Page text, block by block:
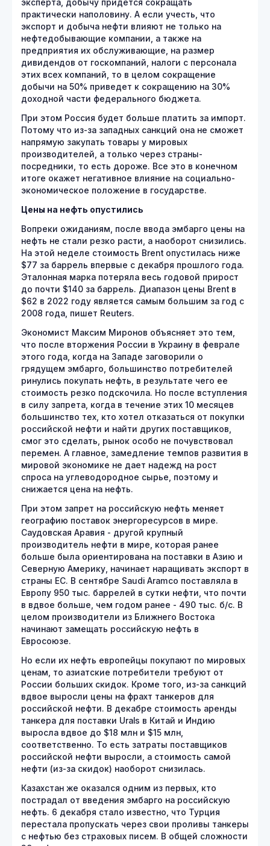
эксперта, добычу придется сокращать
практически наполовину. А если учесть, что
экспорт и добыча нефти влияют не только на
нефтедобывающие компании, а также на
предприятия их обслуживающие, на размер
дивидендов от госкомпаний, налоги с персонала
этих всех компаний, то в целом сокращение
добычи на 50% приведет к сокращению на 30%
доходной части федерального бюджета.
При этом Россия будет больше платить за импорт.
Потому что из-за западных санкций она не сможет
напрямую закупать товары у мировых
производителей, а только через страны-
посредники, то есть дороже. Все это в конечном
итоге окажет негативное влияние на социально-
экономическое положение в государстве.
Цены на нефть опустились
Вопреки ожиданиям, после ввода эмбарго цены на
нефть не стали резко расти, а наоборот снизились.
На этой неделе стоимость Brent опустилась ниже
$77 за баррель впервые с декабря прошлого года.
Эталонная марка потеряла весь годовой прирост
до почти $140 за баррель. Диапазон цены Brent в
$62 в 2022 году является самым большим за год с
2008 года, пишет Reuters.
Экономист Максим Миронов объясняет это тем,
что после вторжения России в Украину в феврале
этого года, когда на Западе заговорили о
грядущем эмбарго, большинство потребителей
ринулись покупать нефть, в результате чего ее
стоимость резко подскочила. Но после вступления
в силу запрета, когда в течение этих 10 месяцев
большинство тех, кто хотел отказаться от покупки
российской нефти и найти других поставщиков,
смог это сделать, рынок особо не почувствовал
перемен. А главное, замедление темпов развития в
мировой экономике не дает надежд на рост
спроса на углеводородное сырье, поэтому и
снижается цена на нефть.
При этом запрет на российскую нефть меняет
географию поставок энергоресурсов в мире.
Саудовская Аравия - другой крупный
производитель нефти в мире, которая ранее
больше была ориентирована на поставки в Азию и
Северную Америку, начинает наращивать экспорт в
страны ЕС. В сентябре Saudi Aramco поставляла в
Европу 950 тыс. баррелей в сутки нефти, что почти
в вдвое больше, чем годом ранее - 490 тыс. б/с. В
целом производители из Ближнего Востока
начинают замещать российскую нефть в
Евросоюзе.
Но если их нефть европейцы покупают по мировых
ценам, то азиатские потребители требуют от
России больших скидок. Кроме того, из-за санкций
вдвое выросли цены на фрахт танкеров для
российской нефти. В декабре стоимость аренды
танкера для поставки Urals в Китай и Индию
выросла вдвое до $18 млн и $15 млн,
соответственно. То есть затраты поставщиков
российской нефти выросли, а стоимость самой
нефти (из-за скидок) наоборот снизилась.
Казахстан же оказался одним из первых, кто
пострадал от введения эмбарго на российскую
нефть. 6 декабря стало известно, что Турция
перестала пропускать через свои проливы танкеры
с нефтью без страховых писем. В общей сложности